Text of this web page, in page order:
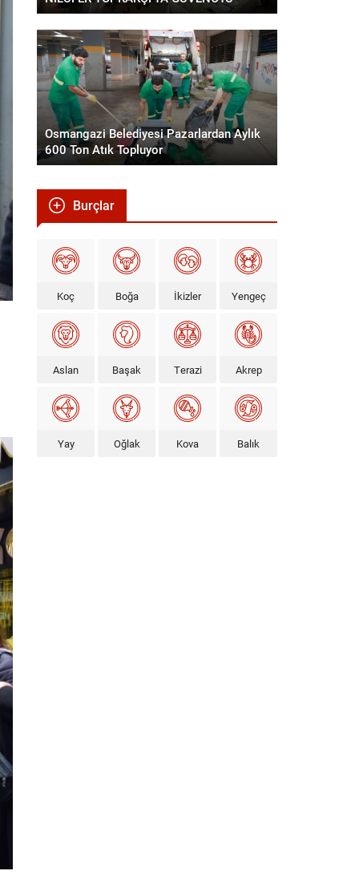
Osmangazi Belediyesi Pazarlardan Aylık
600 Ton Atık Topluyor
Burçlar
Koç Boğa İkizler Yengeç
Aslan Başak Terazi Akrep
Yay Oğlak Kova Balık